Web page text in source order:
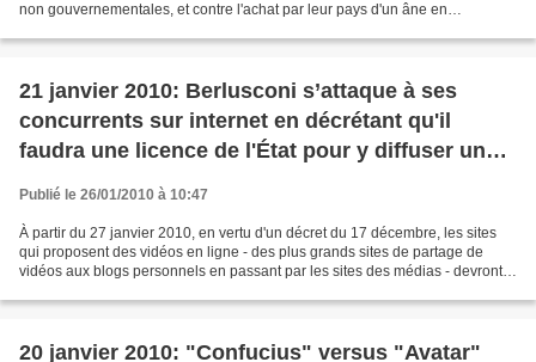
non gouvernementales, et contre l'achat par leur pays d'un âne en
21 janvier 2010: Berlusconi s’attaque à ses
concurrents sur internet en décrétant qu'il
faudra une licence de l'État pour y diffuser une
vidéo (Italie)
Publié le 26/01/2010 à 10:47
À partir du 27 janvier 2010, en vertu d'un décret du 17 décembre, les sites
qui proposent des vidéos en ligne - des plus grands sites de partage de
vidéos aux blogs personnels en passant par les sites des médias - devront
20 janvier 2010: "Confucius" versus "Avatar"